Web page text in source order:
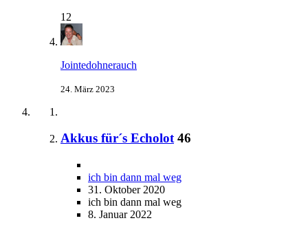
12
Jointedohnerauch
24. März 2023
Akkus für´s Echolot 46
ich bin dann mal weg
31. Oktober 2020
ich bin dann mal weg
8. Januar 2022